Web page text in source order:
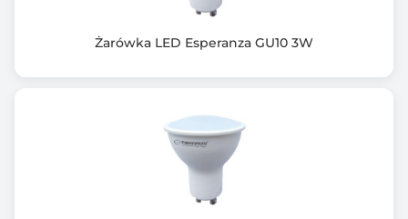
laną na obudowę z dowolnej strony
Typ adaptera: adapter UE
Zawartość opakowania:
Taśma LED RGBW 5m
Inteligentny kontroler
Żarówka LED Esperanza GU10 3W